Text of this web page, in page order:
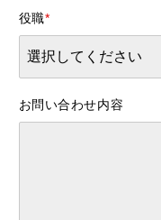
役職*
お問い合わせ内容